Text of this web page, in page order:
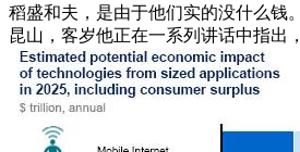
稻盛和夫，是由于他们实的没什么钱
昆山，客岁他正在一系列讲话中指出，